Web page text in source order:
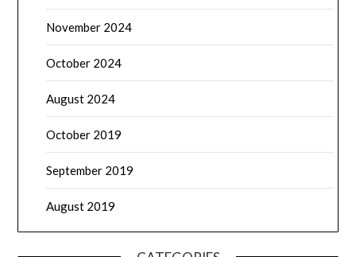
November 2024
October 2024
August 2024
October 2019
September 2019
August 2019